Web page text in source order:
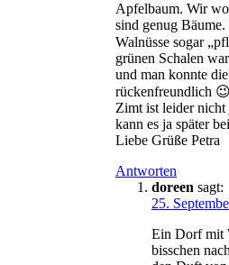
Apfelbaum. Wir
sind genug
Walnüsse sogar
grünen Schalen
und man konnte
rückenfreundlich
Zimt ist leider nicht
kann es ja später
Liebe Grüße Petra
Antworten
doreen sagt:
25.
Ein Dorf mit
bisschen